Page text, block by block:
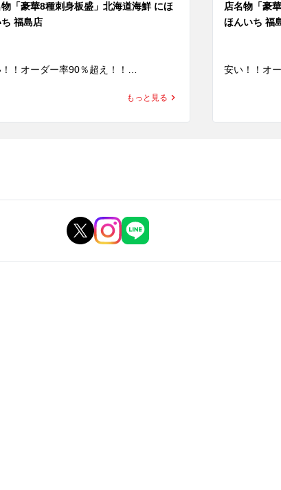
物「豪華8種刺身板盛」北海道海鮮 にほ
福島店
！オーダー率90％超え！！
550円)と破格の値段で提供しておりま
海鮮 にほんいち 福島店
もっと見る
店名物「豪
ほんいち 福
安い！！オ
(税込550円
せないクオ
北海道海鮮